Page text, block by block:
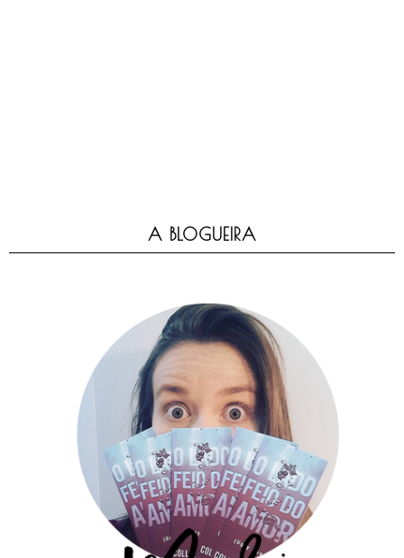
A BLOGUEIRA